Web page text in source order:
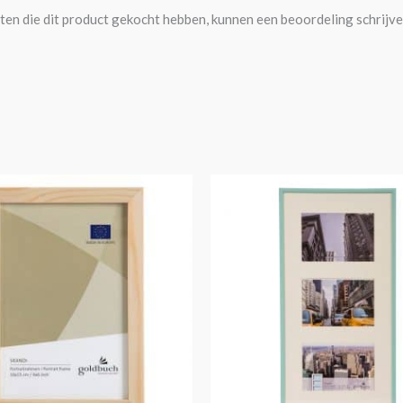
die dit product gekocht hebben, kunnen een beoordeling
€5,95
€14,95
Dit
product
optie
gekozen